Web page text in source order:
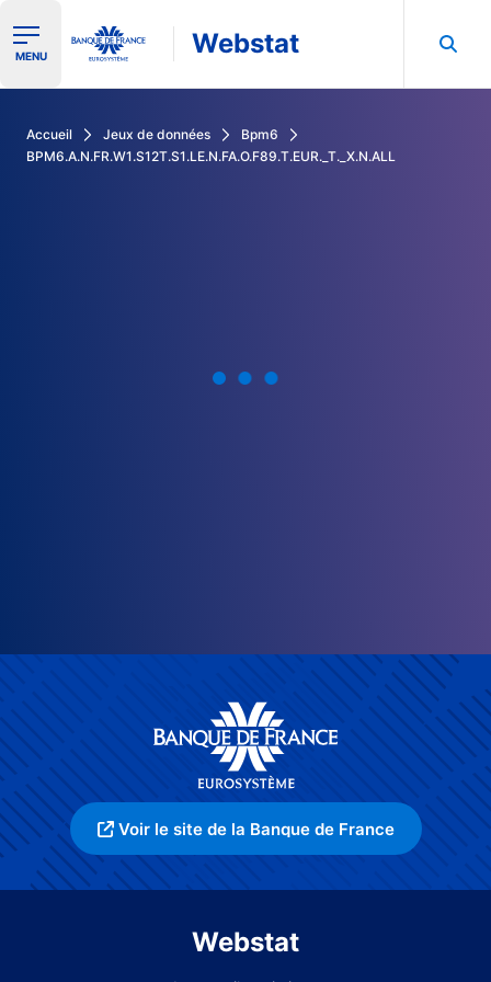
Ouvrir le menu de navigation
MENU Webstat
Accueil Jeux de données
Bpm6
BPM6.A.N.FR.W1.S12T.S1.LE.N.FA.O.F89.T.EUR._T._X.N.ALL
Voir le site de la Banque de France
Webstat